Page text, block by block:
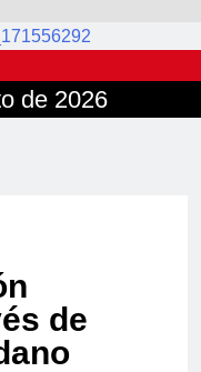
de 2026
de